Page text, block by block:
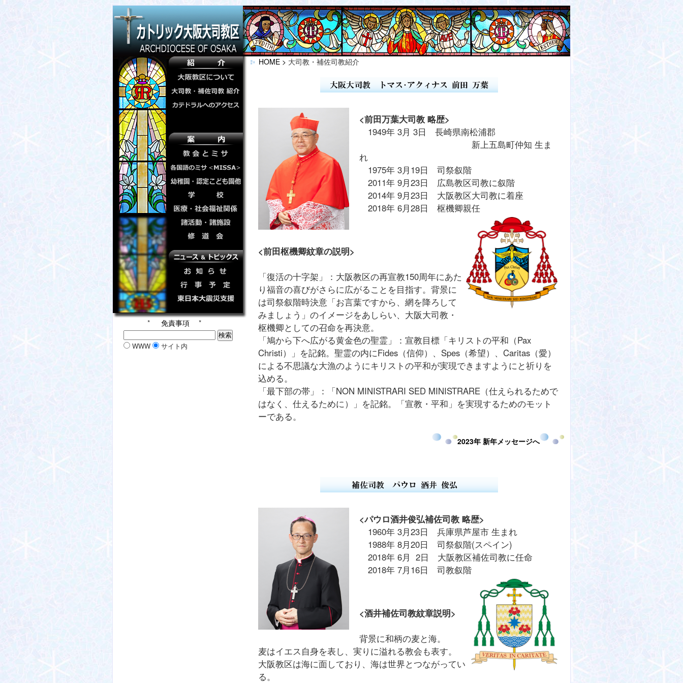
* 免責事項 *
WWW サイト内
HOME > 大司教・補佐司教紹介
<前田万葉大司教 略歴>
1949年 3月 3日 長崎県南松浦郡
新上五島町仲知 生ま
れ
1975年 3月19日 司祭叙階
2011年 9月23日 広島教区司教に叙階
2014年 9月23日 大阪教区大司教に着座
2018年 6月28日 枢機卿親任
<前田枢機卿紋章の説明>
「復活の十字架」：大阪教区の再宣教150周年にあた
り福音の喜びがさらに広がることを目指す。背景に
は司祭叙階時決意「お言葉ですから、網を降ろして
みましょう」のイメージをあしらい、大阪大司教・
枢機卿としての召命を再決意。
「鳩から下へ広がる黄金色の聖霊」：宣教目標「キリストの平和（Pax
Christi）」を記銘。聖霊の内にFides（信仰）、Spes（希望）、Caritas（愛）
による不思議な大漁のようにキリストの平和が実現できますようにと祈りを
込める。
「最下部の帯」：「NON MINISTRARI SED MINISTRARE（仕えられるためで
はなく、仕えるために）」を記銘。「宣教・平和」を実現するためのモット
ーである。
2023年 新年メッセージへ
<パウロ酒井俊弘補佐司教 略歴>
1960年 3月23日 兵庫県芦屋市 生まれ
1988年 8月20日 司祭叙階(スペイン)
2018年 6月 2日 大阪教区補佐司教に任命
2018年 7月16日 司教叙階
<酒井補佐司教紋章説明>
背景に和柄の麦と海。
麦はイエス自身を表し、実りに溢れる教会も表す。
大阪教区は海に面しており、海は世界とつながってい
る。